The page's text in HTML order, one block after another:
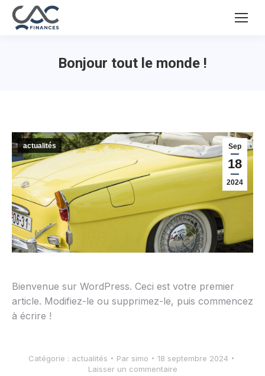
Bonjour tout le monde !
Sep
18
2024
actualités
Bienvenue sur WordPress. Ceci est votre premier
article. Modifiez-le ou supprimez-le, puis commencez
à écrire !
Catégorie : actualités Par simo
18 septembre 2024
Laisser un commentaire